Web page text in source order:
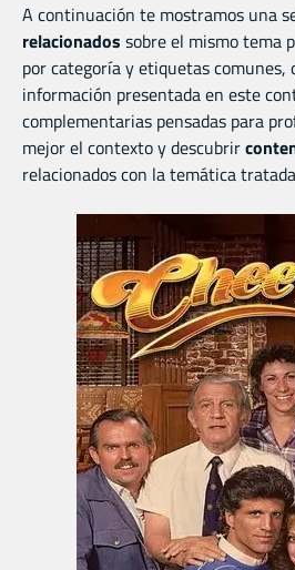
A continuación te mostramos una
relacionados sobre el mismo tema
por categoría y etiquetas comunes,
información presentada en este
complementarias pensadas para
mejor el contexto y descubrir
relacionados con la temática